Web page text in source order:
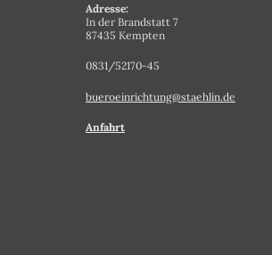
Adresse:
In der Brandstatt 7
87435 Kempten
0831/52170-45
bueroeinrichtung@staehlin.de
Anfahrt